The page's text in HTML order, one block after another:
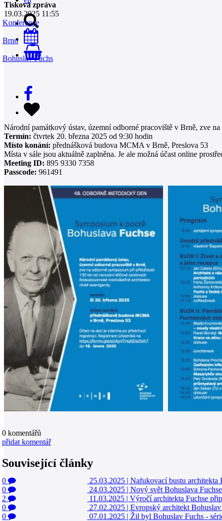
0
Tisková zpráva
19.03.2025 11:55
Konference
Brno
Bohuslav Fuchs
Národní památkový ústav, územní odborné pracoviště v Brně, zve
Termín: čtvrtek 20. března 2025 od 9:30 hodin
Místo konání: přednášková budova MCMA v Brně, Preslova 53
Místa v sále jsou aktuálně zaplněna. Je ale možná účast online
Meeting ID: 895 9330 7358
Passcode: 961491
0 komentářů
přidat komentář
Související články
0 25.03.2025 | Nafukovací bustu architekta
0
24.03.2025 | Nový svět Bohuslava
2
11.03.2025 | Výročí architekta Fuchse
0
27.02.2025 | Evropský architekt
0
07.01.2025 | Žil byl Bohuslav Fuchs -